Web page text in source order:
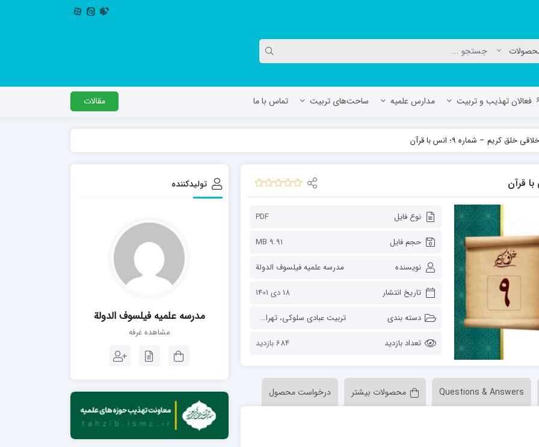
فعالان تهذیب و تربیت مدارس علمیه
جعفریه
مدرسه علمیه المهدی (عج)/ آران و بیدگل
حوزه علمیه سفیران هدایت رهنان
مدرسه آیت الله العظمی گلپایگانی ره
مدرسه اباصالح المهدی عج
مدرسه امام جعفر صادق علیه السلام ساوجبلاغ
مدرسه علمیه امام حسن مجتبی(ع) چهارباغ
عسکری علیه السلام
مدرسه فقهی تخصصی امام رضا علیه السلام
مدرسه امام کاظم علیه السلام
مدرسه آخوند (ره) همدان
ساحت‌های تربیت تماس با ما مقالات
خلق کریم – شماره 9؛ انس با قرآن
نوع فایل
PDF
حجم فایل
9.91 MB
نویسنده
مدرسه علمیه فیلسوف الدولة
تاریخ انتشار
18 دی 1401
دسته بندی
تربیت عبادی سلوکی،تهران ساحت‌های تربیت،مدارس علمیه ،مدرسه علمیه فیلسوف الدولة
تعداد بازدید
684 بازدید
Questions & Answers محصولات بیشتر درخواست محصول
تولیدکننده
مدرسه علمیه فیلسوف الدولة
مشاهده غرفه